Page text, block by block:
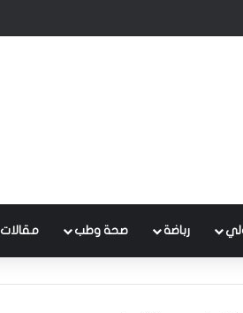
إدارة النفايات بالتعاون مع البنك الدولي
رباضة صحة وطب مقالات